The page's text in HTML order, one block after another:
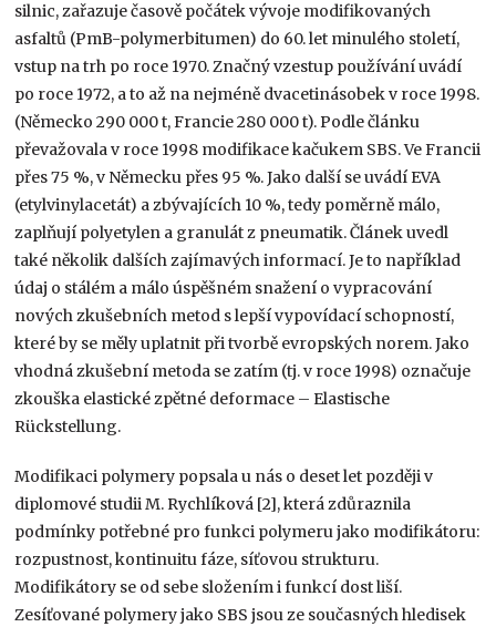
silnic, zařazuje časově počátek vývoje modifikovaných
asfaltů (PmB-polymerbitumen) do 60. let minulého století,
vstup na trh po roce 1970. Značný vzestup používání uvádí
po roce 1972, a to až na nejméně dvacetinásobek v roce 1998.
(Německo 290 000 t, Francie 280 000 t). Podle článku
převažovala v roce 1998 modifikace kačukem SBS. Ve Francii
přes 75 %, v Německu přes 95 %. Jako další se uvádí EVA
(etylvinylacetát) a zbývajících 10 %, tedy poměrně málo,
zaplňují polyetylen a granulát z pneumatik. Článek uvedl
také několik dalších zajímavých informací. Je to například
údaj o stálém a málo úspěšném snažení o vypracování
nových zkušebních metod s lepší vypovídací schopností,
které by se měly uplatnit při tvorbě evropských norem. Jako
vhodná zkušební metoda se zatím (tj. v roce 1998) označuje
zkouška elastické zpětné deformace – Elastische
Rückstellung.
Modifikaci polymery popsala u nás o deset let později v
diplomové studii M. Rychlíková [2], která zdůraznila
podmínky potřebné pro funkci polymeru jako modifikátoru:
rozpustnost, kontinuitu fáze, síťovou strukturu.
Modifikátory se od sebe složením i funkcí dost liší.
Zesíťované polymery jako SBS jsou ze současných hledisek